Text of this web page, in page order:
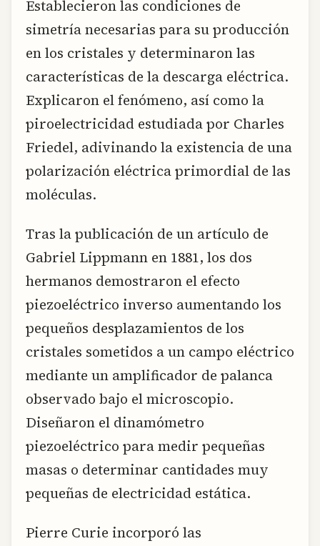
Establecieron las condiciones de
simetría necesarias para su producción
en los cristales y determinaron las
características de la descarga eléctrica.
Explicaron el fenómeno, así como la
piroelectricidad estudiada por Charles
Friedel, adivinando la existencia de una
polarización eléctrica primordial de las
moléculas.
Tras la publicación de un artículo de
Gabriel Lippmann en 1881, los dos
hermanos demostraron el efecto
piezoeléctrico inverso aumentando los
pequeños desplazamientos de los
cristales sometidos a un campo eléctrico
mediante un amplificador de palanca
observado bajo el microscopio.
Diseñaron el dinamómetro
piezoeléctrico para medir pequeñas
masas o determinar cantidades muy
pequeñas de electricidad estática.
Pierre Curie incorporó las